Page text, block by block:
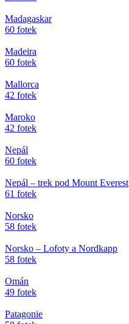
Madagaskar
60 fotek
Madeira
60 fotek
Mallorca
42 fotek
Maroko
42 fotek
Nepál
60 fotek
Nepál – trek pod Mount Everest
61 fotek
Norsko
58 fotek
Norsko – Lofoty a Nordkapp
58 fotek
Omán
49 fotek
Patagonie